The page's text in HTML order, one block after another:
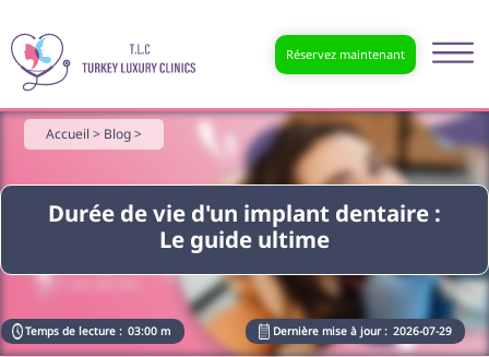
Réservez maintenant
Durée de vie d'un implant dentaire :
Le guide ultime
Accueil > Blog >
Temps de lecture : 03:00 m Dernière mise à jour : 2026-07-29